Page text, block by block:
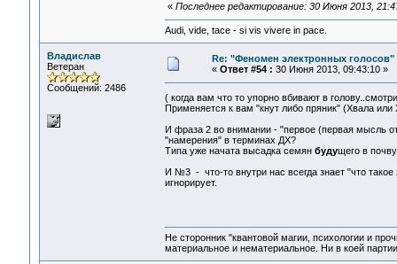
« Последнее редактирование: 30 Июня 2013,
Audi, vide, tace - si vis vivere in pace.
Владислав
Ветеран
Сообщений: 2486
Re: "Феномен электронных голосов"
« Ответ #54 : 30 Июня 2013, 09:43:10 »
( когда вам что то упорно вбивают в
Применяется к вам "кнут либо пряник" (Хвала или
И фраза 2 во внимании - "первое (первая мысль
"намерения" в терминах ДХ?
Типа уже начата высадка семян будущего в
И №3 - что-то внутри нас всегда знает "что
игнорирует.
Не сторонник "квантовой магии, психологии и
материальное и нематериальное. Ни в коей